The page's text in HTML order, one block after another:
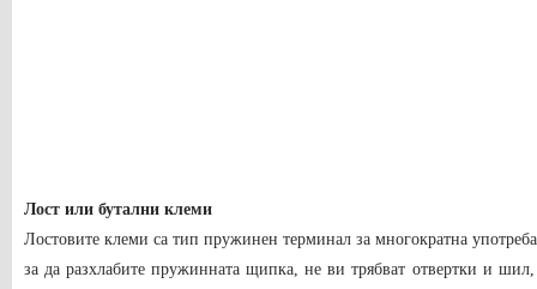
Лост или бутални клеми
Лостовите клеми са тип пружинен терминал за многократна
за да разхлабите пружинната щипка, не ви трябват отвертки и шил,